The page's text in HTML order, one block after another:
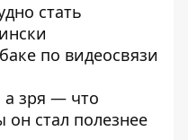
стать
по видеосвязи
а зря — что
стал полезнее